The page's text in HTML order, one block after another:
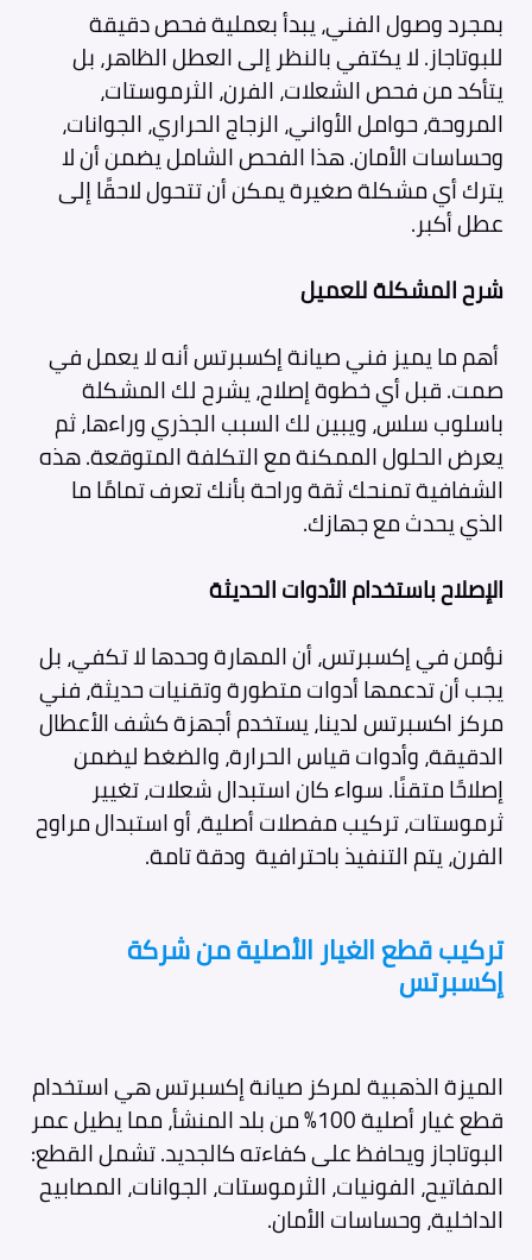
بمجرد وصول الفني، يبدأ بعملية فحص دقيقة
للبوتاجاز. لا يكتفي بالنظر إلى العطل الظاهر، بل
يتأكد من فحص الشعلات، الفرن، الثرموستات،
المروحة، حوامل الأواني، الزجاج الحراري، الجوانات،
وحساسات الأمان. هذا الفحص الشامل يضمن أن لا
يترك أي مشكلة صغيرة يمكن أن تتحول لاحقًا إلى
عطل أكبر.
شرح المشكلة للعميل
أهم ما يميز فني صيانة إكسبرتس أنه لا يعمل في
صمت. قبل أي خطوة إصلاح، يشرح لك المشكلة
باسلوب سلس، ويبين لك السبب الجذري وراءها، ثم
يعرض الحلول الممكنة مع التكلفة المتوقعة. هذه
الشفافية تمنحك ثقة وراحة بأنك تعرف تمامًا ما
الذي يحدث مع جهازك.
الإصلاح باستخدام الأدوات الحديثة
نؤمن في إكسبرتس، أن المهارة وحدها لا تكفي، بل
يجب أن تدعمها أدوات متطورة وتقنيات حديثة، فني
مركز اكسبرتس لدينا، يستخدم أجهزة كشف الأعطال
الدقيقة، وأدوات قياس الحرارة، والضغط ليضمن
إصلاحًا متقنًا. سواء كان استبدال شعلات، تغيير
ثرموستات، تركيب مفصلات أصلية، أو استبدال مراوح
الفرن، يتم التنفيذ باحترافية ودقة تامة.
تركيب قطع الغيار الأصليةمن شركة
إكسبرتس
الميزة الذهبية لمركز صيانة إكسبرتس هي استخدام
قطع غيار أصلية 100% من بلد المنشأ، مما يطيل عمر
البوتاجاز ويحافظ على كفاءته كالجديد. تشمل القطع:
المفاتيح، الفونيات، الثرموستات، الجوانات، المصابيح
الداخلية، وحساسات الأمان.